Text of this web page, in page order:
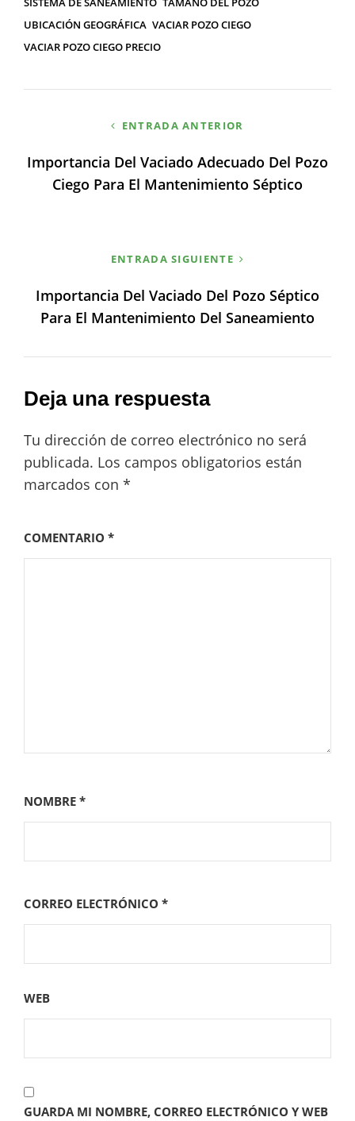
UBICACIÓN GEOGRÁFICA VACIAR POZO CIEGO
VACIAR POZO CIEGO PRECIO
entradas
ENTRADA ANTERIOR
Importancia Del Vaciado Adecuado Del Pozo
Ciego Para El Mantenimiento Séptico
ENTRADA SIGUIENTE
Importancia Del Vaciado Del Pozo Séptico
Para El Mantenimiento Del Saneamiento
Deja una respuesta
Tu dirección de correo electrónico no será
publicada. Los campos obligatorios están
marcados con *
COMENTARIO *
NOMBRE *
CORREO ELECTRÓNICO *
WEB
GUARDA MI NOMBRE, CORREO ELECTRÓNICO Y WEB